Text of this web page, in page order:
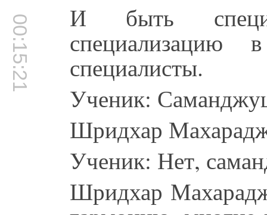
00:15:21 И быть
специализацию
специалисты.
Ученик:
Шридхар
Ученик: Нет,
Шридхар